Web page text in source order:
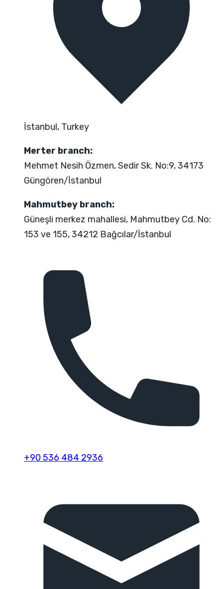
İstanbul, Turkey
Merter branch:
Mehmet Nesih Özmen, Sedir Sk. No:9, 34173
Güngören/İstanbul
Mahmutbey branch:
Güneşli merkez mahallesi, Mahmutbey Cd. No:
153 ve 155, 34212 Bağcılar/İstanbul
+90 536 484 2936